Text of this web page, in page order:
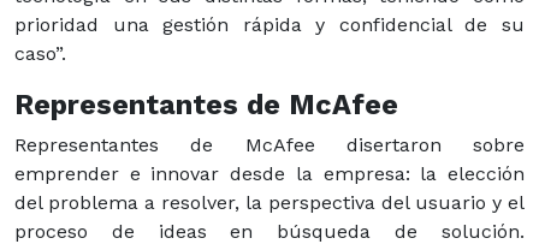
prioridad una gestión rápida y confidencial de su
caso”.
Representantes de McAfee
Representantes de McAfee disertaron sobre
emprender e innovar desde la empresa: la elección
del problema a resolver, la perspectiva del usuario y el
proceso de ideas en búsqueda de solución.